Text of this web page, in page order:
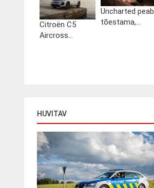
Citroën C5
Aircross...
Uncharted peab
tõestama,...
HUVITAV